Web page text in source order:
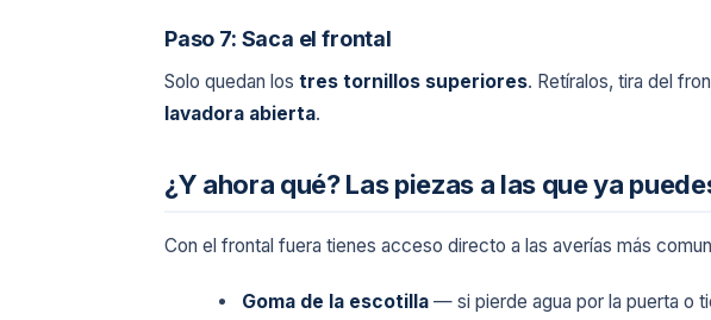
Paso 7: Saca el frontal
Solo quedan los tres tornillos superiores. Retíralos, tira del
lavadora abierta.
¿Y ahora qué? Las piezas a las que ya
Con el frontal fuera tienes acceso directo a las averías más
Goma de la escotilla — si pierde agua por la puerta o